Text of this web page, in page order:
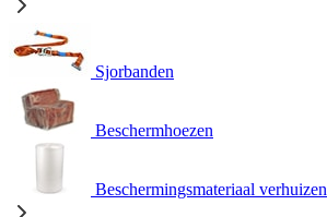
Sjorbanden
Beschermhoezen
Beschermingsmateriaal verhuizen